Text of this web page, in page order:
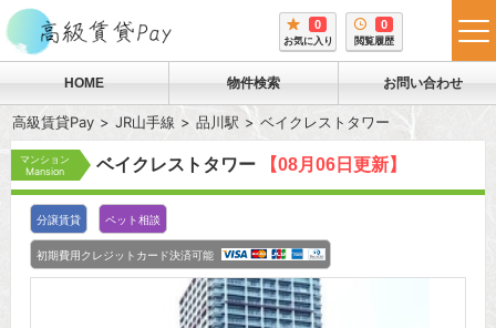
0
お気に入り
0
閲覧履歴
HOME 物件検索 お問い合わせ
高級賃貸Pay JR山手線 品川駅 ベイクレストタワー
マンション
Mansion
ベイクレストタワー 【08月06日更新】
分譲賃貸 ペット相談
初期費用クレジットカード決済可能